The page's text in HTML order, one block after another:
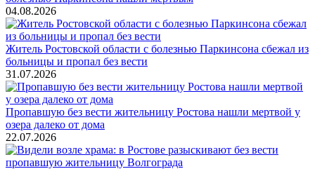
04.08.2026
Житель Ростовской области с болезнью Паркинсона сбежал из
больницы и пропал без вести
31.07.2026
Пропавшую без вести жительницу Ростова нашли мертвой у
озера далеко от дома
22.07.2026